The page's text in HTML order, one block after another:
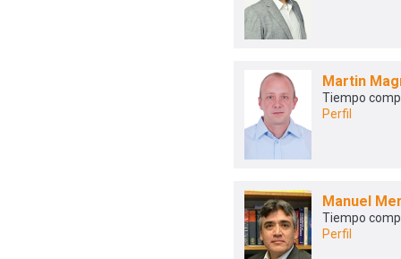
Martin
Tiempo
Perfil
Manuel
Tiempo
Perfil